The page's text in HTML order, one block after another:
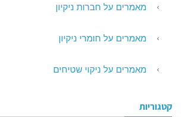
מאמרים על חברות ניקיון
מאמרים על חומרי ניקיון
מאמרים על ניקוי שטיחים
קטגוריות